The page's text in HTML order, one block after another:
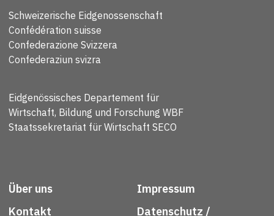
Schweizerische Eidgenossenschaft
Confédération suisse
Confederazione Svizzera
Confederaziun svizra
Eidgenössisches Departement für
Wirtschaft, Bildung und Forschung WBF
Staatssekretariat für Wirtschaft SECO
Über uns
Kontakt
Impressum
Datenschutz /